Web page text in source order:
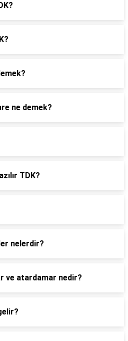
ne demek?
TDK?
nelerdir?
ve atardamar nedir?